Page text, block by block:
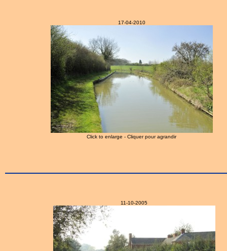
17-04-2010
Click to enlarge - Cliquer pour agrandir
11-10-2005